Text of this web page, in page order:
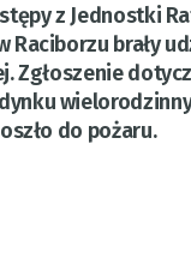
z Jednostki
Raciborzu brały
Zgłoszenie
do pożaru.